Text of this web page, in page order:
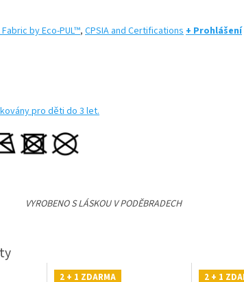
Fabric by Eco-PUL™, CPSIA and Certifications + Prohlášení
pro děti do 3 let.
VYROBENO S LÁSKOU V PODĚBRADECH
2 + 1 ZDARMA 2 + 1